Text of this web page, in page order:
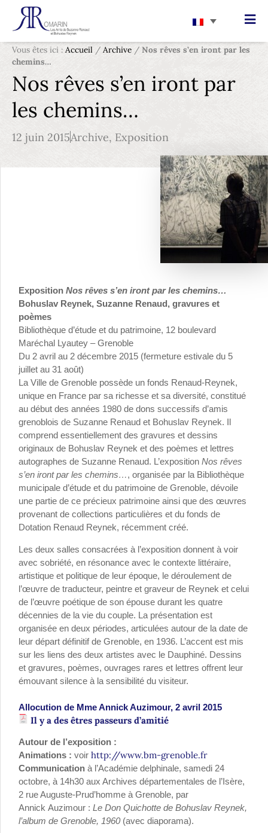
Vous êtes ici : Accueil / Archive / Nos rêves s’en iront par les
chemins…
Nos rêves s’en iront par
les chemins…
12 juin 2015Archive, Exposition
Exposition Nos rêves s’en iront par les chemins…
Bohuslav Reynek, Suzanne Renaud, gravures et
poèmes
Bibliothèque d’étude et du patrimoine, 12 boulevard
Maréchal Lyautey – Grenoble
Du 2 avril au 2 décembre 2015 (fermeture estivale du 5
juillet au 31 août)
La Ville de Grenoble possède un fonds Renaud-Reynek,
unique en France par sa richesse et sa diversité, constitué
au début des années 1980 de dons successifs d’amis
grenoblois de Suzanne Renaud et Bohuslav Reynek. Il
comprend essentiellement des gravures et dessins
originaux de Bohuslav Reynek et des poèmes et lettres
autographes de Suzanne Renaud. L’exposition Nos rêves
s’en iront par les chemins…, organisée par la Bibliothèque
municipale d’étude et du patrimoine de Grenoble, dévoile
une partie de ce précieux patrimoine ainsi que des œuvres
provenant de collections particulières et du fonds de
Dotation Renaud Reynek, récemment créé.
Les deux salles consacrées à l’exposition donnent à voir
avec sobriété, en résonance avec le contexte littéraire,
artistique et politique de leur époque, le déroulement de
l’œuvre de traducteur, peintre et graveur de Reynek et celui
de l’œuvre poétique de son épouse durant les quatre
décennies de la vie du couple. La présentation est
organisée en deux périodes, articulées autour de la date de
leur départ définitif de Grenoble, en 1936. L’accent est mis
sur les liens des deux artistes avec le Dauphiné. Dessins
et gravures, poèmes, ouvrages rares et lettres offrent leur
émouvant silence à la sensibilité du visiteur.
Allocution de Mme Annick Auzimour, 2 avril 2015
Il y a des êtres passeurs d’amitié
Autour de l’exposition :
Animations : voir http://www.bm-grenoble.fr
Communication à l’Académie delphinale, samedi 24
octobre, à 14h30 aux Archives départementales de l’Isère,
2 rue Auguste-Prud’homme à Grenoble, par
Annick Auzimour : Le Don Quichotte de Bohuslav Reynek,
l’album de Grenoble, 1960(avec diaporama).